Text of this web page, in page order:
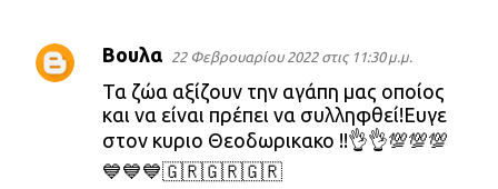
Σ
Βουλα 22 Φεβρουαρίου 2022 στις 11:30 μ.μ.
Τα ζώα αξίζουν την αγάπη μας οποίος
και να είναι πρέπει να συλληφθεί!Ευγε
στον κυριο Θεοδωρικακο !!👌👌💯💯💯
💙💙💙🇬🇷🇬🇷🇬🇷